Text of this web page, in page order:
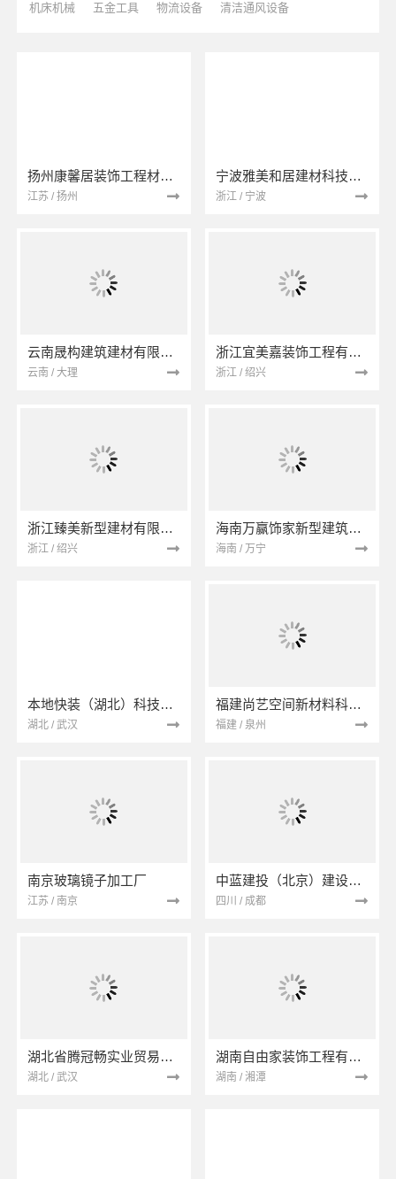
机床机械
五金工具 物流设备 清洁通风设备
扬州康馨居装饰工程材料有限公司
江苏 / 扬州
宁波雅美和居建材科技有限公司
浙江 / 宁波
云南晟构建筑建材有限公司
云南 / 大理
浙江宜美嘉装饰工程有限公司
浙江 / 绍兴
浙江臻美新型建材有限公司
浙江 / 绍兴
海南万赢饰家新型建筑材料有限公司
海南 / 万宁
本地快装（湖北）科技有限公司
湖北 / 武汉
福建尚艺空间新材料科技有限公司
福建 / 泉州
南京玻璃镜子加工厂
江苏 / 南京
中蓝建投（北京）建设有限公司四川第一分公司
四川 / 成都
湖北省腾冠畅实业贸易有限公司
湖北 / 武汉
湖南自由家装饰工程有限公司
湖南 / 湘潭